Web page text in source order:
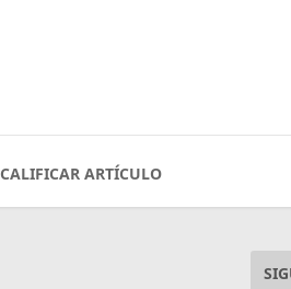
CALIFICAR ARTÍCULO